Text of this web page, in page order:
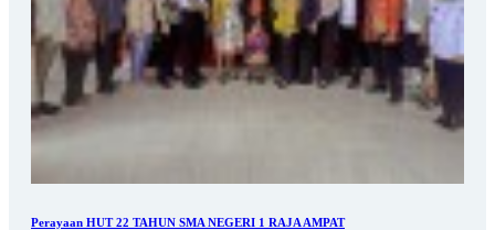
Perayaan HUT 22 TAHUN SMA NEGERI 1 RAJA AMPAT